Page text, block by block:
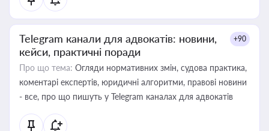
Telegram канали для адвокатів: новини,
кейси, практичні поради
+90
Про що тема: Огляди нормативних змін, судова практика,
коментарі експертів, юридичні алгоритми, правові новини
- все, про що пишуть у Telegram каналах для адвокатів